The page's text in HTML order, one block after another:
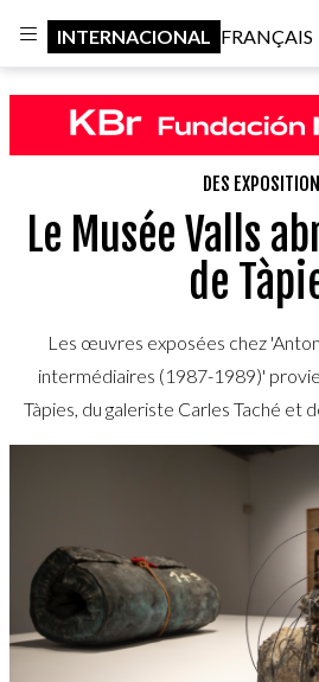
INTERNACIONAL FRANÇAIS
DES
Le Musée Valls
de
Les œuvres exposées chez
intermédiaires (1987-1989)'
Tàpies, du galeriste Carles Taché et